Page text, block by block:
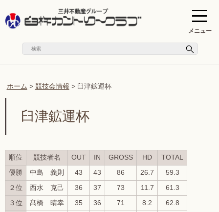
メニュー
ホーム > 競技会情報 > 臼津鉱運杯
臼津鉱運杯
順位 競技者名 OUT IN GROSS HD TOTAL
優勝 中島 義則 43 43 86 26.7 59.3
２位 西水 克己 36 37 73 11.7 61.3
３位 髙橋 晴幸 35 36 71 8.2 62.8